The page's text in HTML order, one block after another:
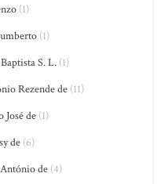
(1)
(1)
S. L.(1)
Rezende de (11)
de (1)
de (6)
de (4)